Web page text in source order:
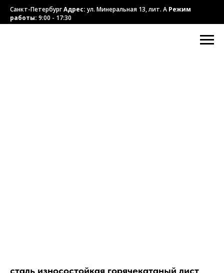
Санкт-ПетербургАдрес:ул. Минеральная 13, лит. А Режим
работы: 9:00 - 17:30
сталь износостойкая горячекатаный лист